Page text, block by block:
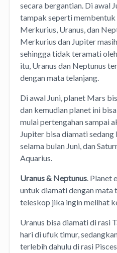
secara bergantian. Di awal
tampak seperti membentuk
Merkurius, Uranus, dan
Merkurius dan Jupiter
sehingga tidak teramati
itu, Uranus dan Neptunus
dengan mata telanjang.
Di awal Juni, planet Mars
dan kemudian planet ini
mulai pertengahan sampai
Jupiter bisa diamati sedang
selama bulan Juni, dan
Aquarius.
Uranus & Neptunus. Planet
untuk diamati dengan mata
teleskop jika ingin melihat
Uranus bisa diamati di rasi
hari di ufuk timur,
terlebih dahulu di rasi